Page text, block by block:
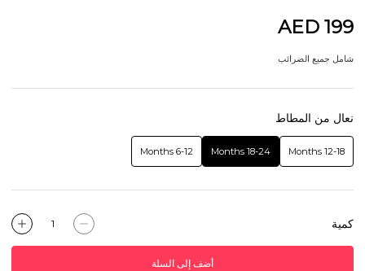
AED 199
شامل جميع الضرائب
نعال من المطاط
12-18 Months
18-24 Months
6-12 Months
كمية
أضف إلى السلة